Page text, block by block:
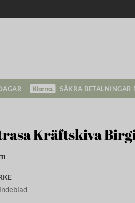
SÄKRA
Kräftskiva